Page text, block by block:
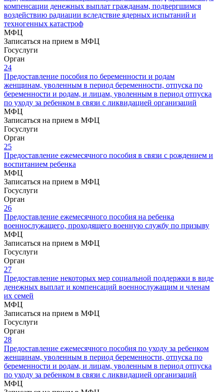
компенсации денежных выплат гражданам, подвергшимся
воздействию радиации вследствие ядерных испытаний и
техногенных катастроф
МФЦ
Записаться на прием в МФЦ
Госуслуги
Орган
24
Предоставление пособия по беременности и родам
женщинам, уволенным в период беременности, отпуска по
беременности и родам, и лицам, уволенным в период отпуска
по уходу за ребенком в связи с ликвидацией организаций
МФЦ
Записаться на прием в МФЦ
Госуслуги
Орган
25
Предоставление ежемесячного пособия в связи с рождением и
воспитанием ребенка
МФЦ
Записаться на прием в МФЦ
Госуслуги
Орган
26
Предоставление ежемесячного пособия на ребенка
военнослужащего, проходящего военную службу по призыву
МФЦ
Записаться на прием в МФЦ
Госуслуги
Орган
27
Предоставление некоторых мер социальной поддержки в виде
денежных выплат и компенсаций военнослужащим и членам
их семей
МФЦ
Записаться на прием в МФЦ
Госуслуги
Орган
28
Предоставление ежемесячного пособия по уходу за ребенком
женщинам, уволенным в период беременности, отпуска по
беременности и родам, и лицам, уволенным в период отпуска
по уходу за ребенком в связи с ликвидацией организаций
МФЦ